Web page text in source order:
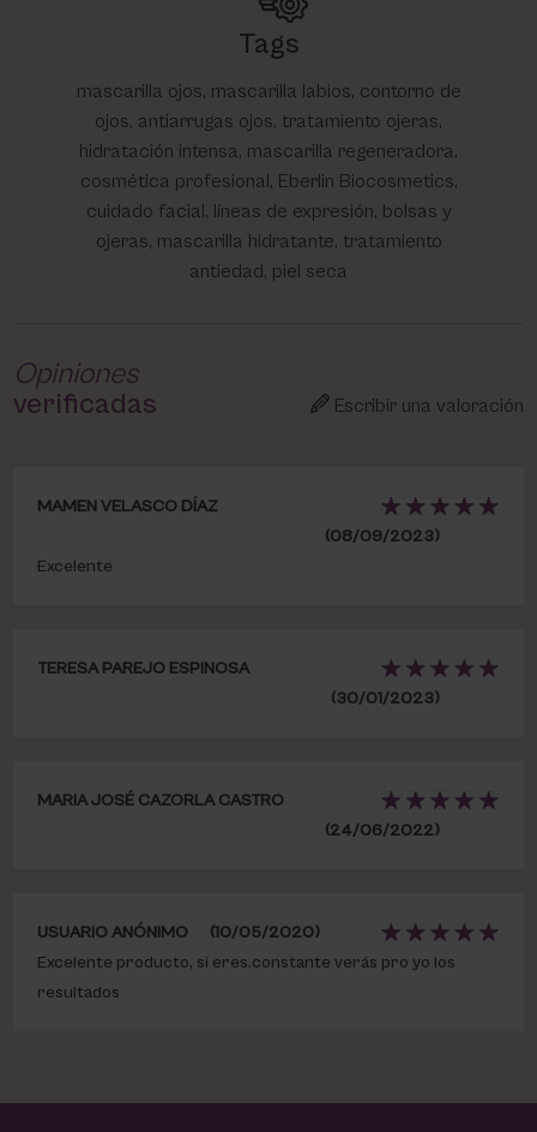
Tags
mascarilla ojos, mascarilla labios, contorno de
ojos, antiarrugas ojos, tratamiento ojeras,
hidratación intensa, mascarilla regeneradora,
cosmética profesional, Eberlin Biocosmetics,
cuidado facial, líneas de expresión, bolsas y
ojeras, mascarilla hidratante, tratamiento
antiedad, piel seca
Opiniones
verificadas
Escribir una valoración
MAMEN VELASCO DÍAZ
(08/09/2023)
Excelente
TERESA PAREJO ESPINOSA
(30/01/2023)
MARIA JOSÉ CAZORLA CASTRO
(24/06/2022)
USUARIO ANÓNIMO
(10/05/2020)
Excelente producto, si eres.constante verás pro yo los
resultados